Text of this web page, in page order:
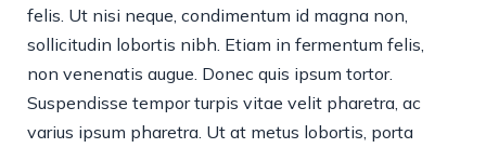
felis. Ut nisi neque, condimentum id magna non,
sollicitudin lobortis nibh. Etiam in fermentum felis,
non venenatis augue. Donec quis ipsum tortor.
Suspendisse tempor turpis vitae velit pharetra, ac
varius ipsum pharetra. Ut at metus lobortis, porta